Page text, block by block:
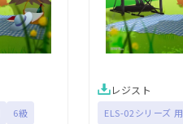
6級
レジスト
ELS-02シリーズ 用